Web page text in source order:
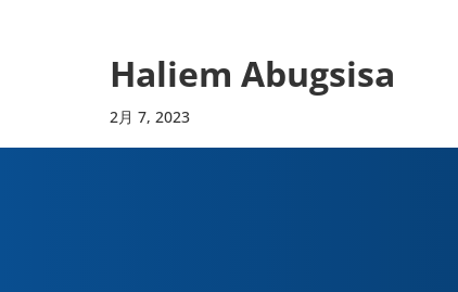
Haliem Abugsisa
2月 7, 2023